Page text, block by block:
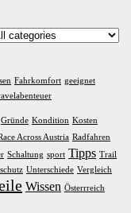
Fahrkomfort geeignet
Gründe Kondition Kosten
Across Austria Radfahren
Schaltung sport Tipps Trail
Unterschiede Vergleich
Wissen Österrreich